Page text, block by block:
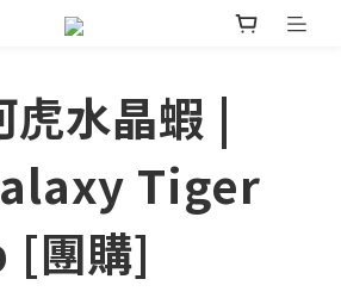
虎水晶蝦 |
Tiger
團購]